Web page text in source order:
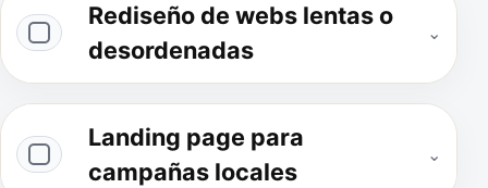
Rediseño de webs lentas o
desordenadas
⌄
Landing page para
campañas locales
⌄